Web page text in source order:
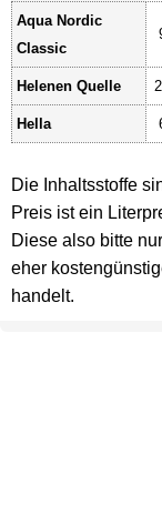
Aqua Nordic
Classic
Helenen Quelle
Hella
Die Inhaltsstoffe
Preis ist ein
Diese also bitte
eher
handelt.